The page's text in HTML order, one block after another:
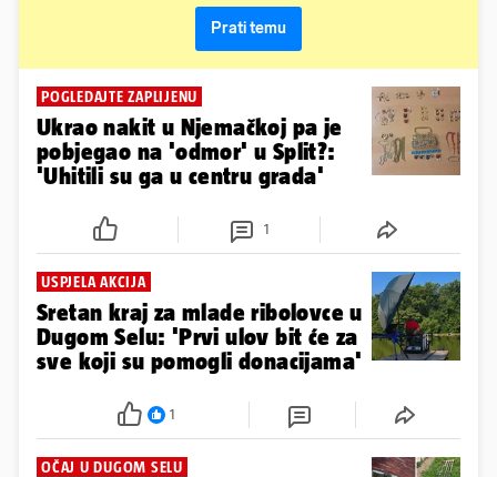
Prati temu
POGLEDAJTE ZAPLIJENU
Ukrao nakit u Njemačkoj pa je
pobjegao na 'odmor' u Split?:
'Uhitili su ga u centru grada'
1
USPJELA AKCIJA
Sretan kraj za mlade ribolovce u
Dugom Selu: 'Prvi ulov bit će za
sve koji su pomogli donacijama'
1
OČAJ U DUGOM SELU